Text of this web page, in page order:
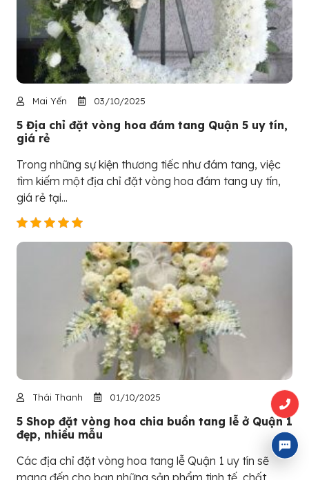
Mai Yến 03/10/2025
5 Địa chỉ đặt vòng hoa đám tang Quận 5 uy tín,
giá rẻ
Trong những sự kiện thương tiếc như đám tang, việc
tìm kiếm một địa chỉ đặt vòng hoa đám tang uy tín,
giá rẻ tại...
Thái Thanh 01/10/2025
5 Shop đặt vòng hoa chia buồn tang lễ ở Quận 1
đẹp, nhiều mẫu
Các địa chỉ đặt vòng hoa tang lễ Quận 1 uy tín sẽ